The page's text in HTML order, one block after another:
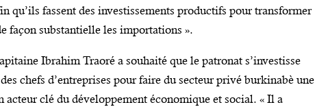
qu’ils fassent des investissements productifs pour transformer
façon substantielle les importations ».
Ibrahim Traoré a souhaité que le patronat s’investisse
chefs d’entreprises pour faire du secteur privé burkinabè une
clé du développement économique et social. « Il a